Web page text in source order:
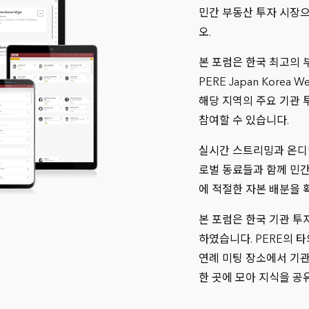
민간 부동산 투자 시장
오.
본 포럼은 한국 최고의
PERE Japan Korea
해당 지역의 주요 기관
참여할 수 있습니다.
실시간 스트리밍과 온
로벌 동료들과 함께 민
에 적절한 자본 배분을
본 포럼은 한국 기관 투
하였습니다. PERE의
연례 미팅 장소에서 기
한 곳에 모아 지식을 공